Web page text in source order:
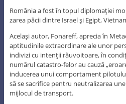
România a fost în topul diplomaţiei
zarea păcii dintre Israel şi Egipt,
Acelaşi autor, Fonareff, aprecia în
aptitudinile extraordinare ale unor
indivizi cu intenţii răuvoitoare, în
numărul catastro-felor au cauză
inducerea unui comportament
să se sacrifice pentru neutralizarea
mijlocul de transport.